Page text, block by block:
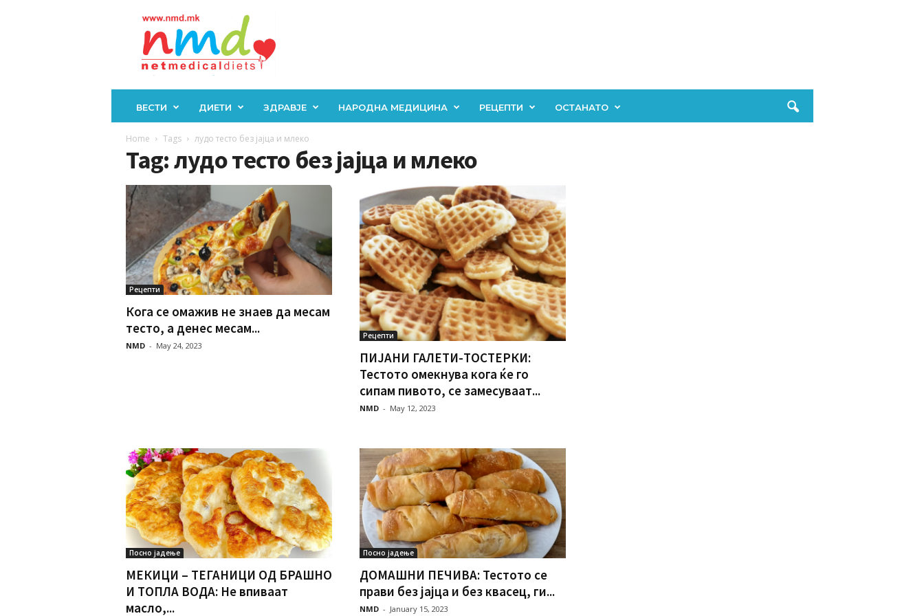
ВЕСТИ ДИЕТИ ЗДРАВЈЕ НАРОДНА МЕДИЦИНА РЕЦЕПТИ ОСТАНАТО
Home Tags лудо тесто без јајца и млеко
Tag: лудо тесто без јајца и млеко
Рецепти
Кога се омажив не знаев да месам
тесто, а денес месам...
NMD - May 24, 2023
Рецепти
ПИЈАНИ ГАЛЕТИ-ТОСТЕРКИ:
Тестото омекнува кога ќе го
сипам пивото, се замесуваат...
NMD - May 12, 2023
Посно јадење
МЕКИЦИ – ТЕГАНИЦИ ОД БРАШНО
И ТОПЛА ВОДА: Не впиваат
масло,...
Посно јадење
ДОМАШНИ ПЕЧИВА: Тестото се
прави без јајца и без квасец, ги...
NMD - January 15, 2023